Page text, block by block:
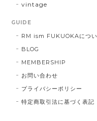
vintage
GUIDE
RM ism FUKUOKAにつ
BLOG
MEMBERSHIP
お問い合わせ
プライバシーポリシー
特定商取引法に基づく表記